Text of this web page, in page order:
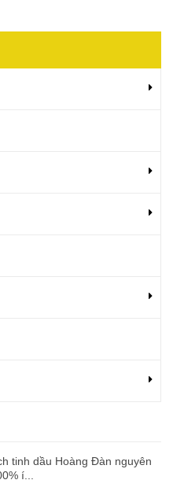
tinh dầu Hoàng Đàn nguyên
í...